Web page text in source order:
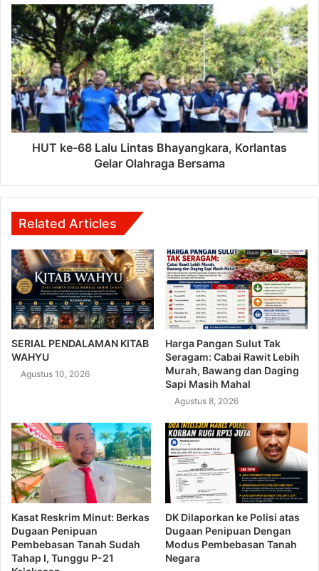
HUT ke-68 Lalu Lintas Bhayangkara, Korlantas
Gelar Olahraga Bersama
Related Articles
SERIAL PENDALAMAN KITAB
WAHYU
Agustus 10, 2026
Harga Pangan Sulut Tak
Seragam: Cabai Rawit Lebih
Murah, Bawang dan Daging
Sapi Masih Mahal
Agustus 8, 2026
Kasat Reskrim Minut: Berkas
Dugaan Penipuan
Pembebasan Tanah Sudah
Tahap I, Tunggu P-21
DK Dilaporkan ke Polisi atas
Dugaan Penipuan Dengan
Modus Pembebasan Tanah
Negara